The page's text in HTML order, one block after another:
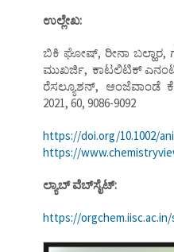
ಉಲ್ಲೇಖ:
ಬಿಕಿ ಘೋಷ್, ರೀನಾ ಬಲ್ಹಾರ,
ಮುಖರ್ಜಿ, ಕಾಟಲಿಟಿಕ್
ರೆಸಲ್ಯೂಶನ್,
2021, 60, 9086-9092
https://doi.org/10.1002/
https://
ಲ್ಯಾಬ್ ವೆಬ್‌ಸೈಟ್:
https://